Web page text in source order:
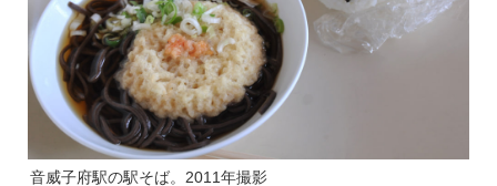
音威子府駅の駅そば。2011年撮影